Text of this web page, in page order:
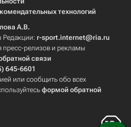
технологий
А.В.
Редакции: r-sport.internet@ria.ru
релизов и рекламы
связи
645-6601
или сообщить обо всех
формой обратной